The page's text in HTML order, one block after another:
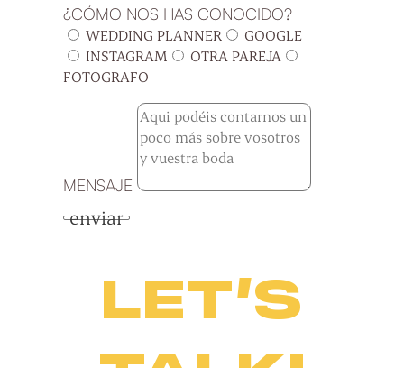
¿CÓMO NOS HAS CONOCIDO?
WEDDING PLANNER
GOOGLE
INSTAGRAM
OTRA PAREJA
FOTOGRAFO
MENSAJE
enviar
LET’S